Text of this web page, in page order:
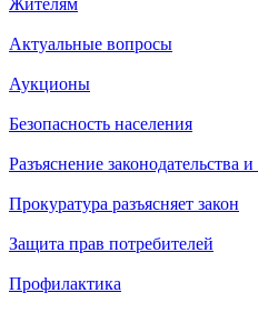
Жителям
Актуальные вопросы
Аукционы
Безопасность населения
Разъяснение законодательства
Прокуратура разъясняет закон
Защита прав потребителей
Профилактика